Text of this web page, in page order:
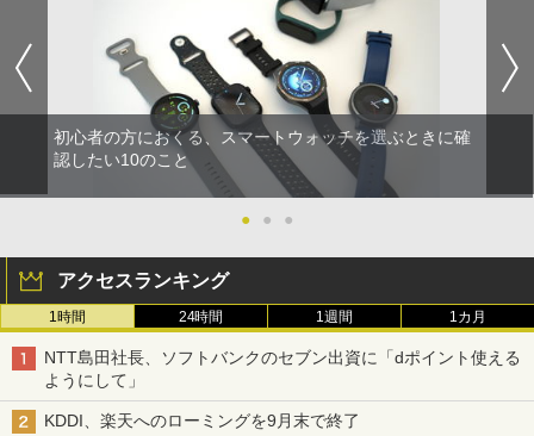
初心者の方におくる、スマートウォッチを選ぶときに確
認したい10のこと
● ● ●
アクセスランキング
1時間 24時間 1週間 1カ月
NTT島田社長、ソフトバンクのセブン出資に「dポイント使える
ようにして」
KDDI、楽天へのローミングを9月末で終了